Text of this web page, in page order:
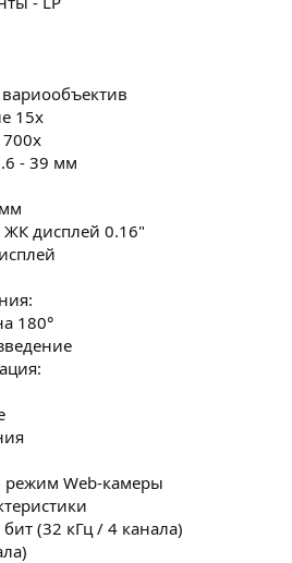
15x
- 39 мм
ЖК дисплей 0.16"
180°
Web-камеры
(32 кГц / 4 канала)